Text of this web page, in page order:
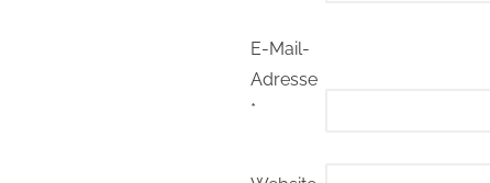
E-Mail-
Adresse
*